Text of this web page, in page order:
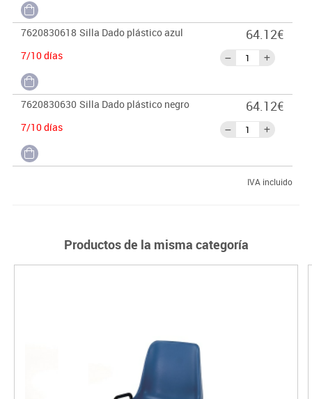
7620830618 Silla Dado plástico azul
7/10 días
64.12€
7620830630 Silla Dado plástico negro
7/10 días
64.12€
IVA incluido
Productos de la misma categoría